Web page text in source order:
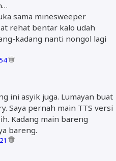
sama minesweeper
rehat bentar kalo udah
kadang nanti nongol lagi
ini asyik juga. Lumayan buat
Saya pernah main TTS versi
Kadang main bareng
bareng.